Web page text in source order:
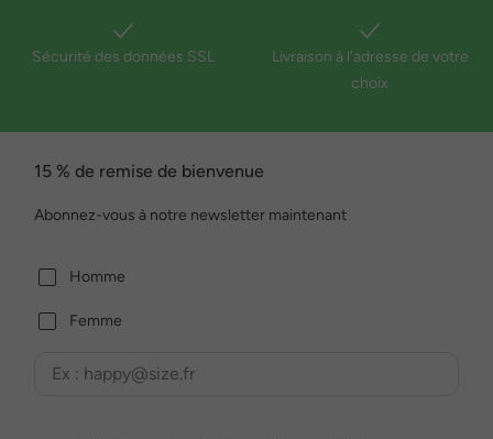
Sécurité des données SSL
Livraison à l'adresse de votre
choix
15 % de remise de bienvenue
Abonnez-vous à notre newsletter maintenant
Homme
Femme